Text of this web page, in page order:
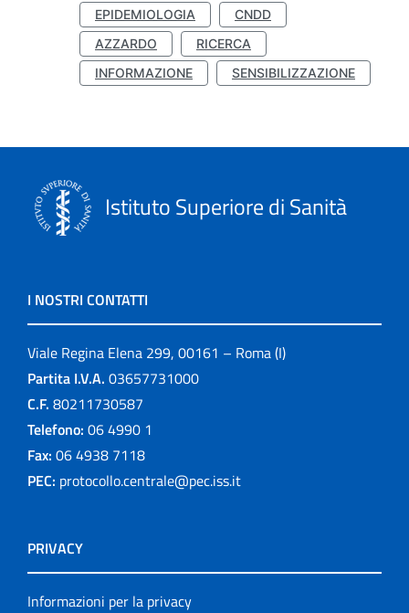
EPIDEMIOLOGIA
CNDD
AZZARDO
RICERCA
INFORMAZIONE
SENSIBILIZZAZIONE
Istituto Superiore di Sanità
I NOSTRI CONTATTI
Viale Regina Elena 299, 00161 – Roma (I)
Partita I.V.A. 03657731000
C.F. 80211730587
Telefono: 06 4990 1
Fax: 06 4938 7118
PEC: protocollo.centrale@pec.iss.it
PRIVACY
Informazioni per la privacy